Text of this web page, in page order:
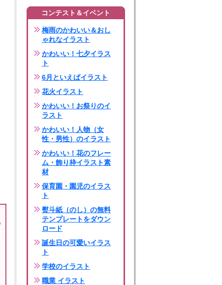
コンテスト＆イベント
梅雨のかわいい＆おし
ゃれなイラスト
かわいい！七夕イラス
ト
6月といえばイラスト
花火イラスト
かわいい！お祭りのイ
ラスト
かわいい！人物（女
性・男性）のイラスト
かわいい！花のフレー
ム・飾り枠イラスト素
材
保育園・園児のイラス
ト
熨斗紙（のし）の無料
テンプレートをダウン
ロード
誕生日の可愛いイラス
ト
学校のイラスト
職業 イラスト